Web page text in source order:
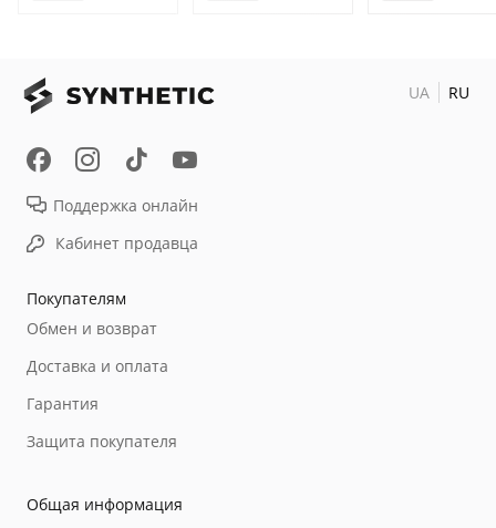
Покупателям
Обмен и возврат
Доставка и оплата
Гарантия
Защита покупателя
Общая информация
Поддержка онлайн
Кабинет продавца
UA RU